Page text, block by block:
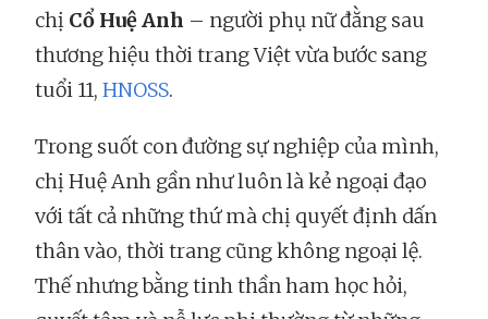
chị Cổ Huệ Anh – người phụ nữ đằng sau
thương hiệu thời trang Việt vừa bước sang
tuổi 11, HNOSS.
Trong suốt con đường sự nghiệp của mình,
chị Huệ Anh gần như luôn là kẻ ngoại đạo
với tất cả những thứ mà chị quyết định dấn
thân vào, thời trang cũng không ngoại lệ.
Thế nhưng bằng tinh thần ham học hỏi,